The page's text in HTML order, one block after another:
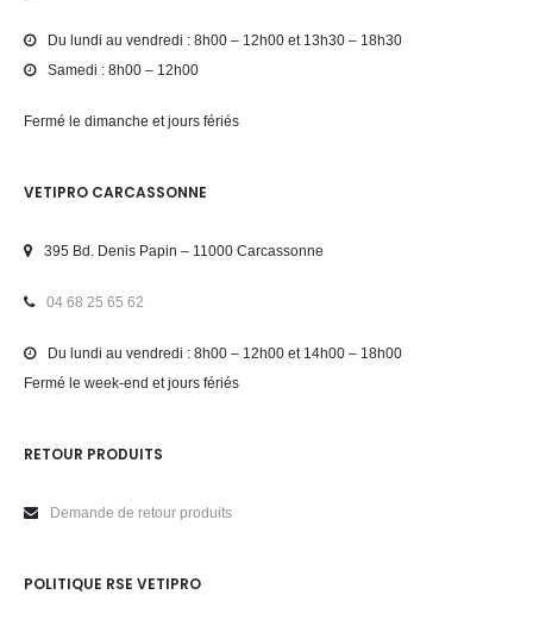
Du lundi au vendredi : 8h00 – 12h00 et 13h30 – 18h30
Samedi : 8h00 – 12h00
Fermé le dimanche et jours fériés
VETIPRO CARCASSONNE
395 Bd. Denis Papin – 11000 Carcassonne
04 68 25 65 62
Du lundi au vendredi : 8h00 – 12h00 et 14h00 – 18h00
Fermé le week-end et jours fériés
RETOUR PRODUITS
Demande de retour produits
POLITIQUE RSE VETIPRO